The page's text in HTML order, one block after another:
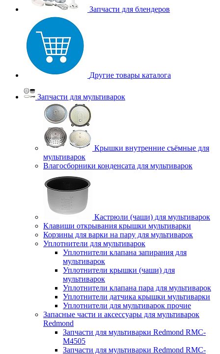
Запчасти для блендеров
Другие товары каталога
Запчасти для мультиварок
Крышки внутренние съёмные для
мультиварок
Влагосборники конденсата для мультиварок
Кастрюли (чаши) для мультиварок
Клавиши открывания крышки мультиварки
Корзины для варки на пару для мультиварок
Уплотнители для мультиварок
Уплотнители клапана запирания для
мультиварок
Уплотнители крышки (чаши) для
мультиварок
Уплотнители клапана пара для мультиварок
Уплотнители датчика крышки мультиварки
Уплотнители для мультиварок прочие
Запасные части и аксессуары для мультиварок
Redmond
Запчасти для мультиварки Redmond RMC-
M4505
Запчасти для мультиварки Redmond RMC-